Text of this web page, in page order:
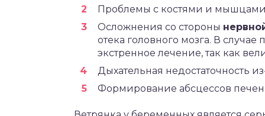
Проблемы с костями и
Осложнения со стороны
отека головного мозга. В
экстренное лечение, так как
Дыхательная недостаточность
Формирование абсцессов